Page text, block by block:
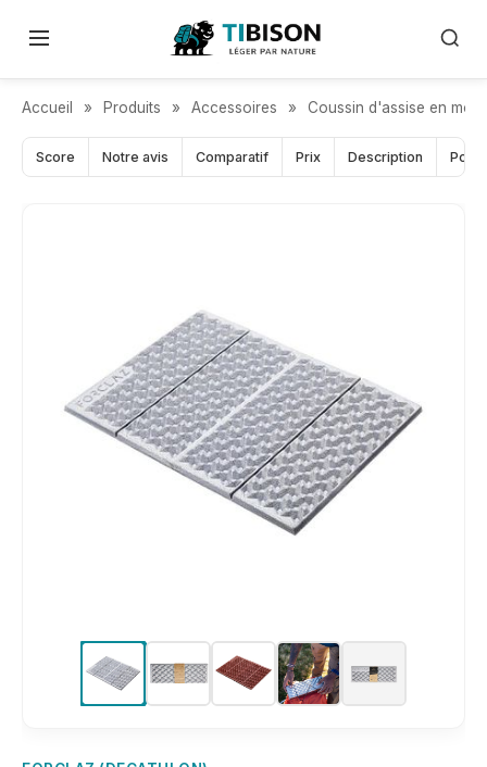
Accueil » Produits » Accessoires » Coussin d'assise en
Score Notre avis Comparatif Prix Description Pour
CONFORT LÉGER